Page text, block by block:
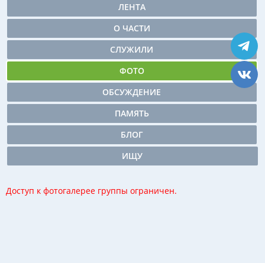
ЛЕНТА
О ЧАСТИ
СЛУЖИЛИ
ФОТО
ОБСУЖДЕНИЕ
ПАМЯТЬ
БЛОГ
ИЩУ
Доступ к фотогалерее группы ограничен.